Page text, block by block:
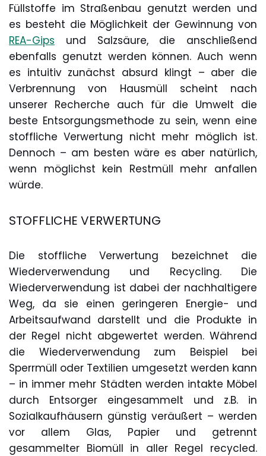
Füllstoffe im Straßenbau genutzt werden und
es besteht die Möglichkeit der Gewinnung von
REA-Gips und Salzsäure, die anschließend
ebenfalls genutzt werden können. Auch wenn
es intuitiv zunächst absurd klingt – aber die
Verbrennung von Hausmüll scheint nach
unserer Recherche auch für die Umwelt die
beste Entsorgungsmethode zu sein, wenn eine
stoffliche Verwertung nicht mehr möglich ist.
Dennoch – am besten wäre es aber natürlich,
wenn möglichst kein Restmüll mehr anfallen
würde.
STOFFLICHE VERWERTUNG
Die stoffliche Verwertung bezeichnet die
Wiederverwendung und Recycling. Die
Wiederverwendung ist dabei der nachhaltigere
Weg, da sie einen geringeren Energie- und
Arbeitsaufwand darstellt und die Produkte in
der Regel nicht abgewertet werden. Während
die Wiederverwendung zum Beispiel bei
Sperrmüll oder Textilien umgesetzt werden kann
– in immer mehr Städten werden intakte Möbel
durch Entsorger eingesammelt und z.B. in
Sozialkaufhäusern günstig veräußert – werden
vor allem Glas, Papier und getrennt
gesammelter Biomüll in aller Regel recycled.